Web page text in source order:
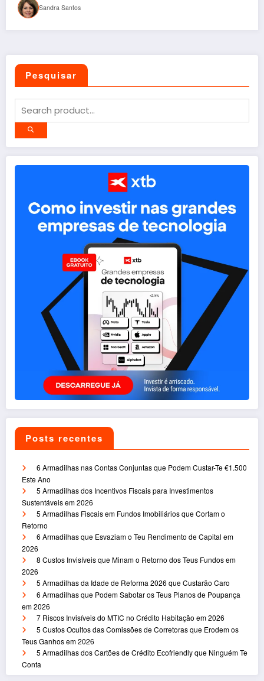
Sandra Santos
Pesquisar
Posts recentes
6 Armadilhas nas Contas Conjuntas que Podem Custar-Te €1.500
Este Ano
5 Armadilhas dos Incentivos Fiscais para Investimentos
Sustentáveis em 2026
5 Armadilhas Fiscais em Fundos Imobiliários que Cortam o
Retorno
6 Armadilhas que Esvaziam o Teu Rendimento de Capital em
2026
8 Custos Invisíveis que Minam o Retorno dos Teus Fundos em
2026
5 Armadilhas da Idade de Reforma 2026 que Custarão Caro
6 Armadilhas que Podem Sabotar os Teus Planos de Poupança
em 2026
7 Riscos Invisíveis do MTIC no Crédito Habitação em 2026
5 Custos Ocultos das Comissões de Corretoras que Erodem os
Teus Ganhos em 2026
5 Armadilhas dos Cartões de Crédito Ecofriendly que Ninguém Te
Conta